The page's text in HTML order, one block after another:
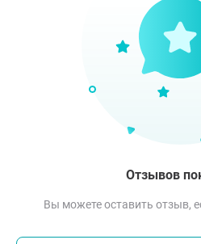
Отзывов
Вы можете оставить отзыв,